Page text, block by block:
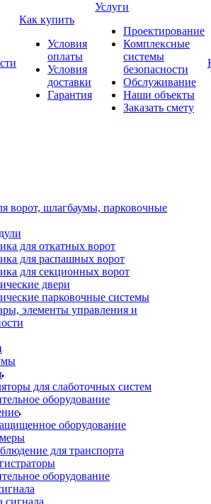
Как купить
Условия
оплаты
Условия
доставки
Гарантия
Услуги
Проектирование
Комплексные
системы
безопасности
Обслуживание
Наши объекты
Заказать смету
ворот, шлагбаумы, парковочные
для откатных ворот
для распашных ворот
для секционных ворот
двери
парковочные системы
элементы управления и
для слаботочных систем
оборудование
оборудование
для транспорта
оборудование
сигнала